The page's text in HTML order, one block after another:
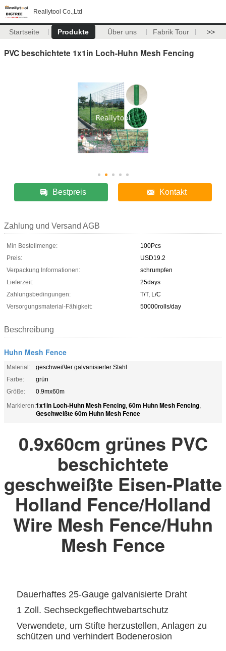
Reallytool Co.,Ltd
Startseite Produkte Über uns Fabrik Tour >>
PVC beschichtete 1x1in Loch-Huhn Mesh Fencing
Bestpreis Kontakt
Zahlung und Versand AGB
Min Bestellmenge:
100Pcs
Preis:
USD19.2
Verpackung Informationen:
schrumpfen
Lieferzeit:
25days
Zahlungsbedingungen:
T/T, L/C
Versorgungsmaterial-Fähigkeit:
50000rolls/day
Beschreibung
Huhn Mesh Fence
Material:
geschweißter galvanisierter Stahl
Farbe:
grün
Größe:
0.9mx60m
Markieren:1x1in Loch-Huhn Mesh Fencing, 60m Huhn Mesh Fencing,
Geschweißte 60m Huhn Mesh Fence
0.9x60cm grünes PVC
beschichtete
geschweißte Eisen-Platte
Holland Fence/Holland
Wire Mesh Fence/Huhn
Mesh Fence
Dauerhaftes 25-Gauge galvanisierte Draht
1 Zoll. Sechseckgeflechtwebartschutz
Verwendete, um Stifte herzustellen, Anlagen zu
schützen und verhindert Bodenerosion